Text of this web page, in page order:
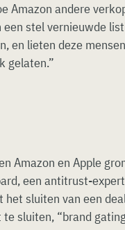
Amazon andere
stel vernieuwde
en lieten deze
gelaten.”
Amazon en Apple
een antitrust-
sluiten van een
sluiten, “brand